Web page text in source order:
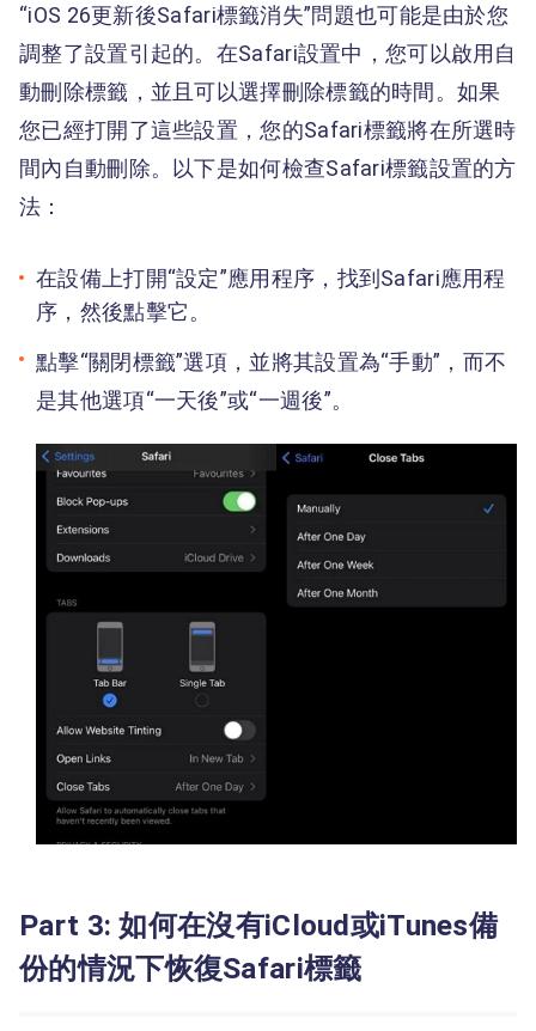
“iOS 26更新後Safari標籤消失”問題也可能是由於您
調整了設置引起的。在Safari設置中，您可以啟用自
動刪除標籤，並且可以選擇刪除標籤的時間。如果
您已經打開了這些設置，您的Safari標籤將在所選時
間內自動刪除。以下是如何檢查Safari標籤設置的方
法：
在設備上打開“設定”應用程序，找到Safari應用程
序，然後點擊它。
點擊“關閉標籤”選項，並將其設置為“手動”，而不
是其他選項“一天後”或“一週後”。
Part 3: 如何在沒有iCloud或iTunes備
份的情況下恢復Safari標籤